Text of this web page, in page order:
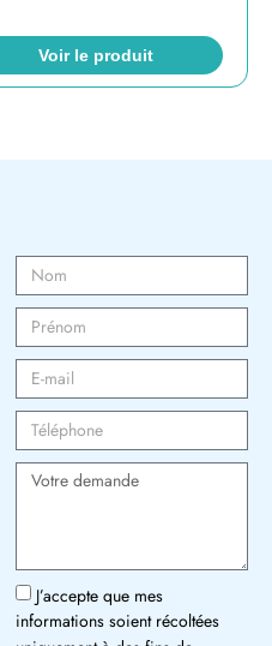
Voir le produit
J’accepte que mes
informations soient récoltées